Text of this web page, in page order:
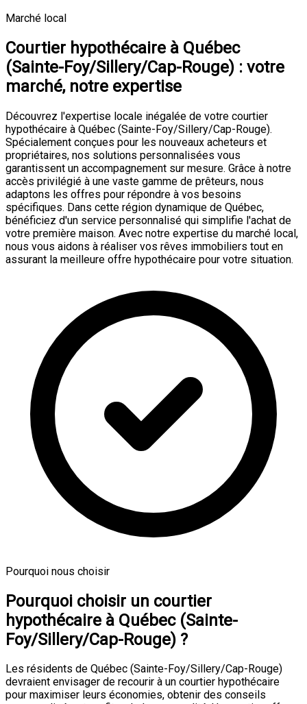
Marché local
Courtier hypothécaire à Québec
(Sainte-Foy/Sillery/Cap-Rouge) : votre
marché, notre expertise
Découvrez l'expertise locale inégalée de votre courtier
hypothécaire à Québec (Sainte-Foy/Sillery/Cap-Rouge).
Spécialement conçues pour les nouveaux acheteurs et
propriétaires, nos solutions personnalisées vous
garantissent un accompagnement sur mesure. Grâce à notre
accès privilégié à une vaste gamme de prêteurs, nous
adaptons les offres pour répondre à vos besoins
spécifiques. Dans cette région dynamique de Québec,
bénéficiez d'un service personnalisé qui simplifie l'achat de
votre première maison. Avec notre expertise du marché local,
nous vous aidons à réaliser vos rêves immobiliers tout en
assurant la meilleure offre hypothécaire pour votre situation.
Pourquoi nous choisir
Pourquoi choisir un courtier
hypothécaire à Québec (Sainte-
Foy/Sillery/Cap-Rouge) ?
Les résidents de Québec (Sainte-Foy/Sillery/Cap-Rouge)
devraient envisager de recourir à un courtier hypothécaire
pour maximiser leurs économies, obtenir des conseils